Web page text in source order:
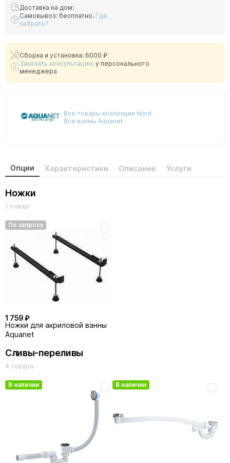
Доставка на дом:
Самовывоз: бесплатно. Где
забрать?
Сборка и установка: 6000 ₽
Заказать консультацию у персонального
менеджера
Все товары коллекции Nord
Все ванны Aquanet
Опции Характеристики Описание Услуги
Ножки
1 товар
По запросу
1 759 ₽
Ножки для акриловой ванны
Aquanet
Сливы-переливы
4 товара
В наличии В наличии